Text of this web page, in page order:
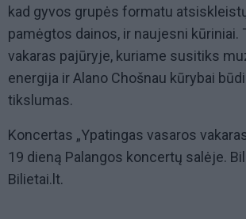
kad gyvos grupės formatu
pamėgtos dainos, ir naujesni kūriniai.
vakaras pajūryje, kuriame susitiks
energija ir Alano Chošnau kūrybai
tikslumas.
Koncertas „Ypatingas vasaros
19 dieną Palangos koncertų salėje.
Bilietai.lt.